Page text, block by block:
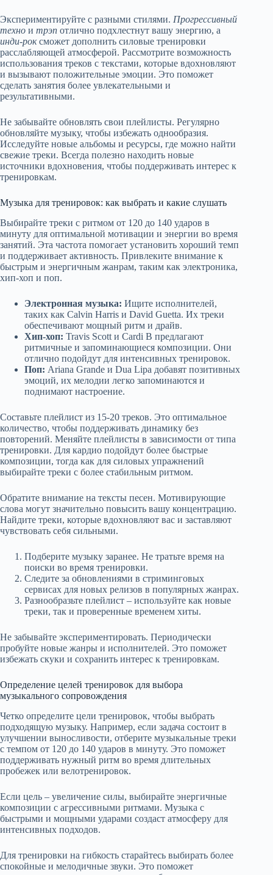
Экспериментируйте с разными стилями. Прогрессивный
техно и трэп отлично подхлестнут вашу энергию, а
инди-роксможет дополнить силовые тренировки
расслабляющей атмосферой. Рассмотрите возможность
использования треков с текстами, которые вдохновляют
и вызывают положительные эмоции. Это поможет
сделать занятия более увлекательными и
результативными.
Не забывайте обновлять свои плейлисты. Регулярно
обновляйте музыку, чтобы избежать однообразия.
Исследуйте новые альбомы и ресурсы, где можно найти
свежие треки. Всегда полезно находить новые
источники вдохновения, чтобы поддерживать интерес к
тренировкам.
Музыка для тренировок: как выбрать и какие слушать
Выбирайте треки с ритмом от 120 до 140 ударов в
минуту для оптимальной мотивации и энергии во время
занятий. Эта частота помогает установить хороший темп
и поддерживает активность. Привлеките внимание к
быстрым и энергичным жанрам, таким как электроника,
хип-хоп и поп.
Электронная музыка: Ищите исполнителей,
таких как Calvin Harris и David Guetta. Их треки
обеспечивают мощный ритм и драйв.
Хип-хоп: Travis Scott и Cardi B предлагают
ритмичные и запоминающиеся композиции. Они
отлично подойдут для интенсивных тренировок.
Поп: Ariana Grande и Dua Lipa добавят позитивных
эмоций, их мелодии легко запоминаются и
поднимают настроение.
Составьте плейлист из 15-20 треков. Это оптимальное
количество, чтобы поддерживать динамику без
повторений. Меняйте плейлисты в зависимости от типа
тренировки. Для кардио подойдут более быстрые
композиции, тогда как для силовых упражнений
выбирайте треки с более стабильным ритмом.
Обратите внимание на тексты песен. Мотивирующие
слова могут значительно повысить вашу концентрацию.
Найдите треки, которые вдохновляют вас и заставляют
чувствовать себя сильными.
Подберите музыку заранее. Не тратьте время на
поиски во время тренировки.
Следите за обновлениями в стриминговых
сервисах для новых релизов в популярных жанрах.
Разнообразьте плейлист – используйте как новые
треки, так и проверенные временем хиты.
Не забывайте экспериментировать. Периодически
пробуйте новые жанры и исполнителей. Это поможет
избежать скуки и сохранить интерес к тренировкам.
Определение целей тренировок для выбора
музыкального сопровождения
Четко определите цели тренировок, чтобы выбрать
подходящую музыку. Например, если задача состоит в
улучшении выносливости, отберите музыкальные треки
с темпом от 120 до 140 ударов в минуту. Это поможет
поддерживать нужный ритм во время длительных
пробежек или велотренировок.
Если цель – увеличение силы, выбирайте энергичные
композиции с агрессивными ритмами. Музыка с
быстрыми и мощными ударами создаст атмосферу для
интенсивных подходов.
Для тренировки на гибкость старайтесь выбирать более
спокойные и мелодичные звуки. Это поможет